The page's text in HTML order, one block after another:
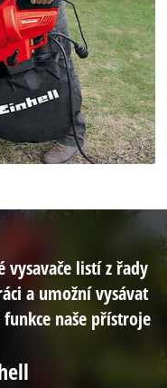
vysavače listí z řady
a umožní vysávat
naše přístroje